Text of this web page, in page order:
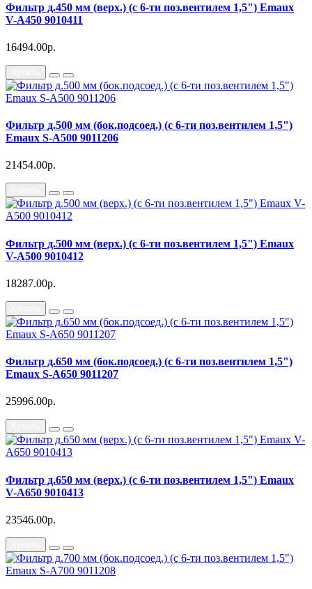
Фильтр д.450 мм (верх.) (с 6-ти поз.вентилем 1,5") Emaux
V-A450 9010411
16494.00р.
Фильтр д.500 мм (бок.подсоед.) (с 6-ти поз.вентилем 1,5")
Emaux S-A500 9011206
21454.00р.
Фильтр д.500 мм (верх.) (с 6-ти поз.вентилем 1,5") Emaux
V-A500 9010412
18287.00р.
Фильтр д.650 мм (бок.подсоед.) (с 6-ти поз.вентилем 1,5")
Emaux S-A650 9011207
25996.00р.
Фильтр д.650 мм (верх.) (с 6-ти поз.вентилем 1,5") Emaux
V-A650 9010413
23546.00р.